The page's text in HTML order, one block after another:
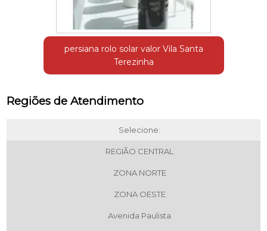
persiana rolo solar valor Vila Santa
Terezinha
Regiões de Atendimento
Selecione:
REGIÃO CENTRAL
ZONA NORTE
ZONA OESTE
Avenida Paulista